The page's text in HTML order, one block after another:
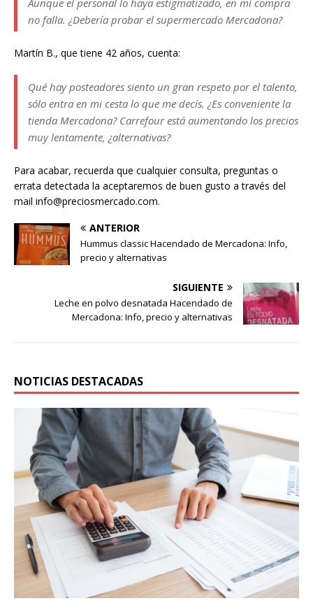
no falla. ¿Debería probar el supermercado Mercadona?
Martín B., que tiene 42 años, cuenta:
Qué hay posteadores siento un gran respeto por el talento,
sólo entra en mi cesta lo que me decís. ¿Es conveniente la
tienda Mercadona? Carrefour está aumentando los precios
muy lentamente, ¿alternativas?
Para acabar, recuerda que cualquier consulta, preguntas o
errata detectada la aceptaremos de buen gusto a través del
mail info@preciosmercado.com.
ANTERIOR
Hummus classic Hacendado de Mercadona: Info,
precio y alternativas
SIGUIENTE
Leche en polvo desnatada Hacendado de
Mercadona: Info, precio y alternativas
NOTICIAS DESTACADAS